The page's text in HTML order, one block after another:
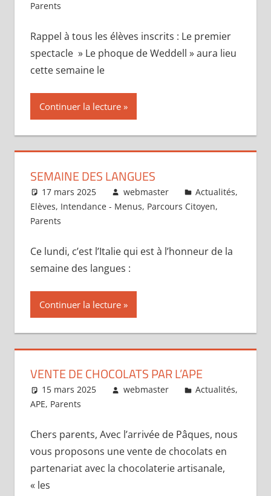
Parents
Rappel à tous les élèves inscrits : Le premier
spectacle » Le phoque de Weddell » aura lieu
cette semaine le
Continuer la lecture
SEMAINE DES LANGUES
17 mars 2025 webmaster Actualités,
Elèves, Intendance - Menus, Parcours Citoyen,
Parents
Ce lundi, c’est l’Italie qui est à l’honneur de la
semaine des langues :
Continuer la lecture
VENTE DE CHOCOLATS PAR L’APE
15 mars 2025 webmaster Actualités,
APE, Parents
Chers parents, Avec l’arrivée de Pâques, nous
vous proposons une vente de chocolats en
partenariat avec la chocolaterie artisanale,
« les